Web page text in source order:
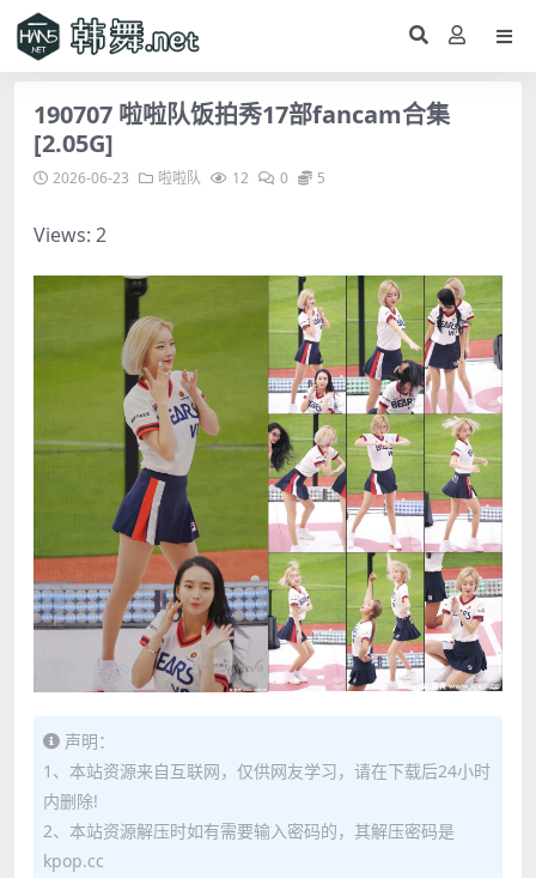
190707 啦啦队饭拍秀17部fancam合集
[2.05G]
2026-06-23 啦啦队 12 0 5
Views: 2
声明：
1、本站资源来自互联网，仅供网友学习，请在下载后24小时
内删除!
2、本站资源解压时如有需要输入密码的，其解压密码是
kpop.cc